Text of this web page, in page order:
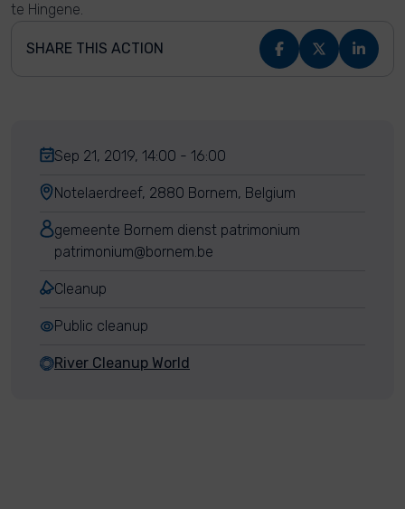
te Hingene.
SHARE THIS ACTION
Sep 21, 2019, 14:00 - 16:00
Notelaerdreef, 2880 Bornem, Belgium
gemeente Bornem dienst patrimonium
patrimonium@bornem.be
Cleanup
Public cleanup
River Cleanup World